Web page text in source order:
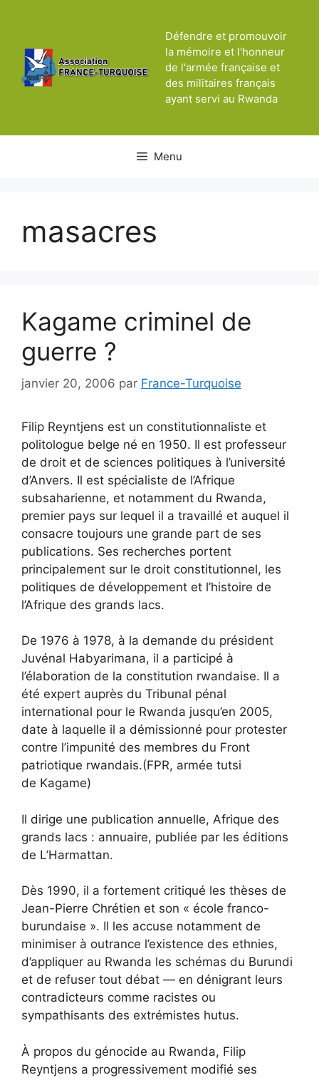
Défendre et promouvoir
la mémoire et l'honneur
de l'armée française et
des militaires français
ayant servi au Rwanda
Menu
masacres
Kagame criminel de
guerre ?
janvier 20, 2006 par France-Turquoise
Filip Reyntjens est un constitutionnaliste et
politologue belge né en 1950. Il est professeur
de droit et de sciences politiques à l’université
d’Anvers. Il est spécialiste de l’Afrique
subsaharienne, et notamment du Rwanda,
premier pays sur lequel il a travaillé et auquel il
consacre toujours une grande part de ses
publications. Ses recherches portent
principalement sur le droit constitutionnel, les
politiques de développement et l’histoire de
l’Afrique des grands lacs.
De 1976 à 1978, à la demande du président
Juvénal Habyarimana, il a participé à
l’élaboration de la constitution rwandaise. Il a
été expert auprès du Tribunal pénal
international pour le Rwanda jusqu’en 2005,
date à laquelle il a démissionné pour protester
contre l’impunité des membres du Front
patriotique rwandais.(FPR, armée tutsi
de Kagame)
Il dirige une publication annuelle, Afrique des
grands lacs : annuaire, publiée par les éditions
de L’Harmattan.
Dès 1990, il a fortement critiqué les thèses de
Jean-Pierre Chrétien et son « école franco-
burundaise ». Il les accuse notamment de
minimiser à outrance l’existence des ethnies,
d’appliquer au Rwanda les schémas du Burundi
et de refuser tout débat — en dénigrant leurs
contradicteurs comme racistes ou
sympathisants des extrémistes hutus.
À propos du génocide au Rwanda, Filip
Reyntjens a progressivement modifié ses